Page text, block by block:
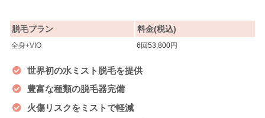
脱毛プラン 料金(税込)
全身+VIO 6回53,800円
世界初の水ミスト脱毛を提供
豊富な種類の脱毛器完備
火傷リスクをミストで軽減